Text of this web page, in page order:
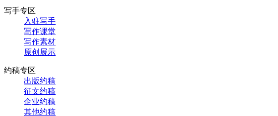
写手专区
入驻写手
写作课堂
写作素材
原创展示
约稿专区
出版约稿
征文约稿
企业约稿
其他约稿